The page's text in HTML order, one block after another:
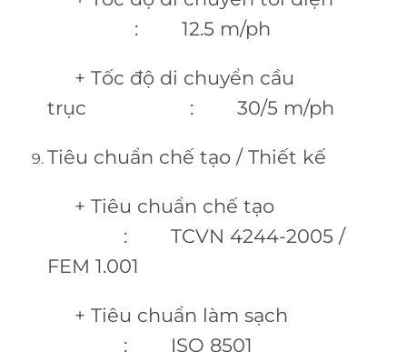
: 12.5 m/ph
+ Tốc độ di chuyển cầu
trục : 30/5 m/ph
Tiêu chuẩn chế tạo / Thiết kế
+ Tiêu chuẩn chế tạo
: TCVN 4244-2005 /
FEM 1.001
+ Tiêu chuẩn làm sạch
: ISO 8501